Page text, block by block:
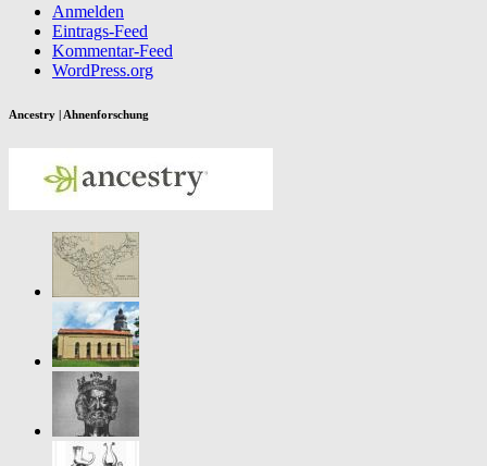
Anmelden
Eintrags-Feed
Kommentar-Feed
WordPress.org
Ancestry | Ahnenforschung